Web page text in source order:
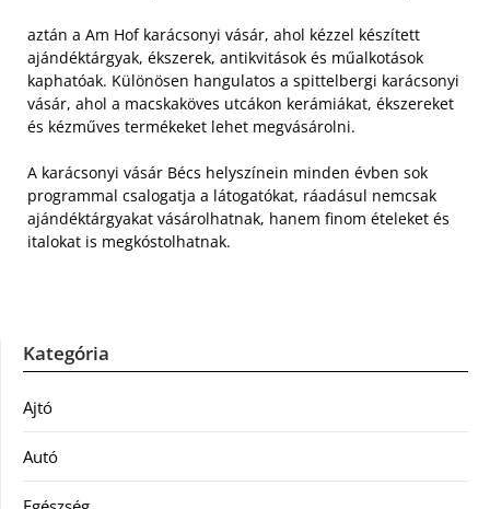
aztán a Am Hof karácsonyi vásár, ahol kézzel készített
ajándéktárgyak, ékszerek, antikvitások és műalkotások
kaphatóak. Különösen hangulatos a spittelbergi karácsonyi
vásár, ahol a macskaköves utcákon kerámiákat, ékszereket
és kézműves termékeket lehet megvásárolni.
A karácsonyi vásár Bécs helyszínein minden évben sok
programmal csalogatja a látogatókat, ráadásul nemcsak
ajándéktárgyakat vásárolhatnak, hanem finom ételeket és
italokat is megkóstolhatnak.
Kategória
Ajtó
Autó